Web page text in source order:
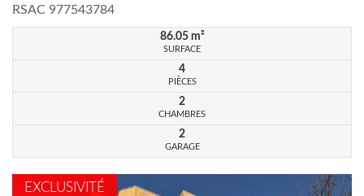
RSAC 977543784
86.05m²
SURFACE
4
PIÈCES
2
CHAMBRES
2
GARAGE
EXCLUSIVITÉ